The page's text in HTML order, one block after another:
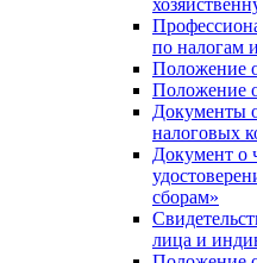
по налогам
Положение
Положение
Документы
налоговых
Документ о
сборам»
лица и